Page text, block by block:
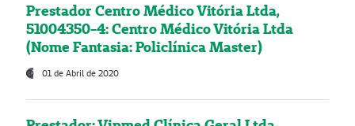
Prestador Centro Médico Vitória Ltda,
51004350-4: Centro Médico Vitória Ltda
(Nome Fantasia: Policlínica Master)
01 de Abril de 2020